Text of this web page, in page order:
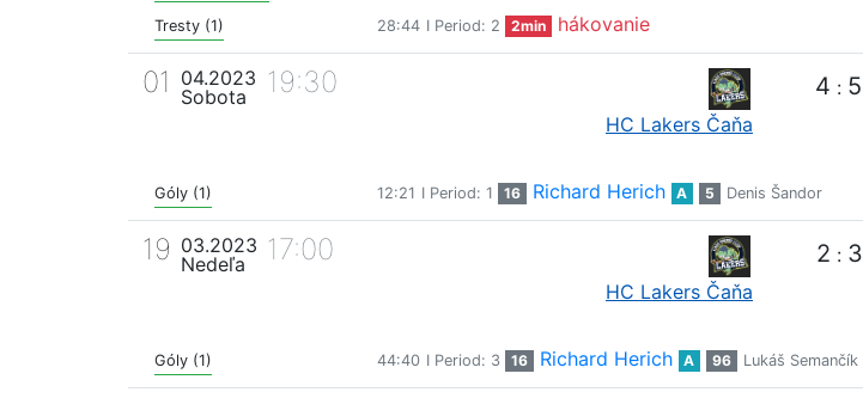
Tresty (1) 28:44 I Period: 2 2min hákovanie
01
04.2023
Sobota
19:30
HC Lakers Čaňa
4 : 5
Góly (1) 12:21 I Period: 1 16 Richard Herich A 5 Denis Šandor
19 03.2023
Nedeľa
17:00
HC Lakers Čaňa
2 : 3
Góly (1) 44:40 I Period: 3 16 Richard Herich A 96 Lukáš Semančík